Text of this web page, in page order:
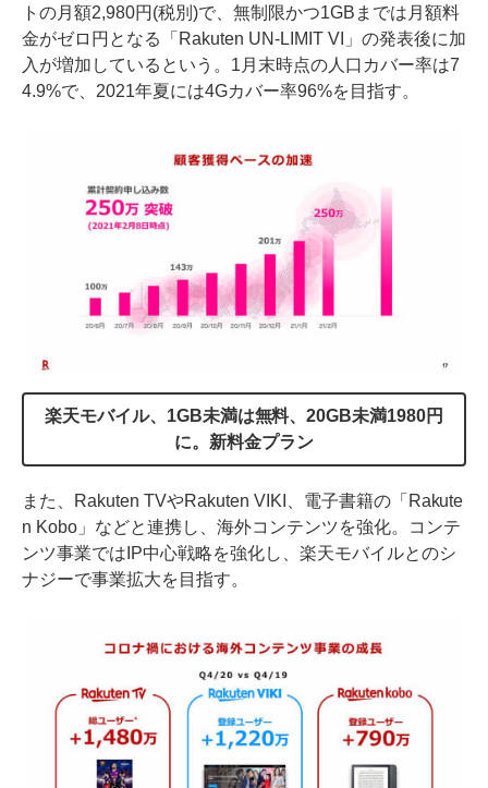
トの月額2,980円(税別)で、無制限かつ1GBまでは月額料
金がゼロ円となる「Rakuten UN-LIMIT VI」の発表後に加
入が増加しているという。1月末時点の人口カバー率は7
4.9%で、2021年夏には4Gカバー率96%を目指す。
楽天モバイル、1GB未満は無料、20GB未満1980円
に。新料金プラン
また、Rakuten TVやRakuten VIKI、電子書籍の「Rakute
n Kobo」などと連携し、海外コンテンツを強化。コンテ
ンツ事業ではIP中心戦略を強化し、楽天モバイルとのシ
ナジーで事業拡大を目指す。